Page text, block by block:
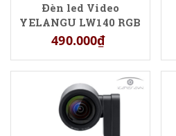
Đèn led Video
YELANGU LW140 RGB
490.000₫